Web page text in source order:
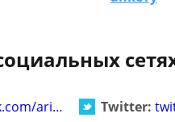
ari… Twitter: